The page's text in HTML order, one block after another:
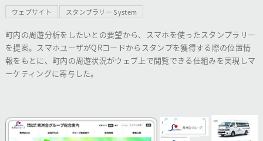
ウェブサイト スタンプラリー System
町内の周遊分析をしたいとの要望から、スマホを使ったスタンプラリー
を提案。スマホユーザがQRコードからスタンプを獲得する際の位置情
報をもとに、町内の周遊状況がウェブ上で閲覧できる仕組みを実現しマ
ーケティングに寄与した。